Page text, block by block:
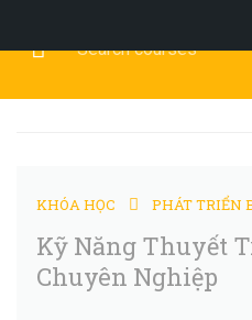
KỸ NĂNG
KHÓA HỌC PHÁT TRIỂN
Kỹ Năng Thuyết
Chuyên Nghiệp